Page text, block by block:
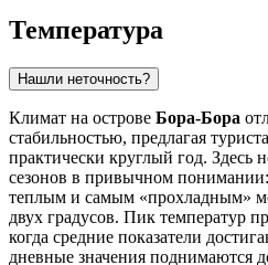
Температура
Нашли неточность?
Климат на острове Бора-Бора
стабильностью, предлагая
практически круглый год. Здесь
сезонов в привычном
теплым и самым «прохладным»
двух градусов. Пик температур
когда средние показатели
дневные значения поднимаются